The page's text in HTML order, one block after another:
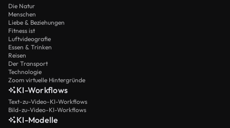
Die Natur
Menschen
Liebe & Beziehungen
Fitness ist
Luftvideografie
Essen & Trinken
Reisen
Der Transport
Technologie
Zoom virtuelle Hintergründe
KI-Workflows
Text-zu-Video-KI-Workflows
Bild-zu-Video-KI-Workflows
KI-Modelle